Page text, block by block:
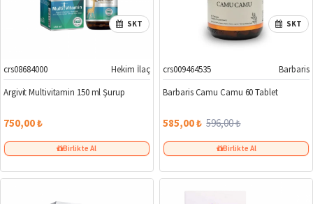
SKT
crs08684000
Hekim İlaç
Argivit Multivitamin 150 ml Şurup
750,00 ₺
Birlikte Al
%2
SKT
crs009464535
Barbaris
Barbaris Camu Camu 60 Tablet
585,00 ₺ 596,00 ₺
Birlikte Al